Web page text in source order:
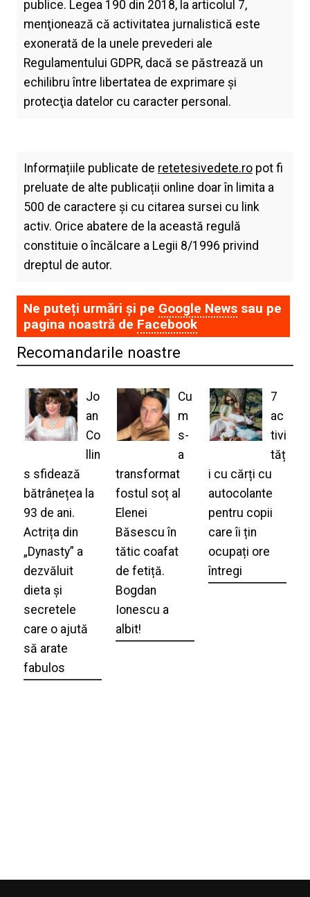
publice. Legea 190 din 2018, la articolul 7,
menţionează că activitatea jurnalistică este
exonerată de la unele prevederi ale
Regulamentului GDPR, dacă se păstrează un
echilibru între libertatea de exprimare şi
protecţia datelor cu caracter personal.
Informațiile publicate de retetesivedete.ropot fi
preluate de alte publicații online doar în limita a
500 de caractere și cu citarea sursei cu link
activ. Orice abatere de la această regulă
constituie o încălcare a Legii 8/1996 privind
dreptul de autor.
Ne puteți urmări și pe Google Newssau pe
pagina noastră de Facebook
Recomandarile noastre
Jo
an
Co
llin
s sfidează
bătrânețea la
93 de ani.
Actrița din
„Dynasty” a
dezvăluit
dieta și
secretele
care o ajută
să arate
fabulos
Cu
m
s-
a
transformat
fostul soț al
Elenei
Băsescu în
tătic coafat
de fetiță.
Bogdan
Ionescu a
albit!
7
ac
tivi
tăț
i cu cărți cu
autocolante
pentru copii
care îi țin
ocupați ore
întregi